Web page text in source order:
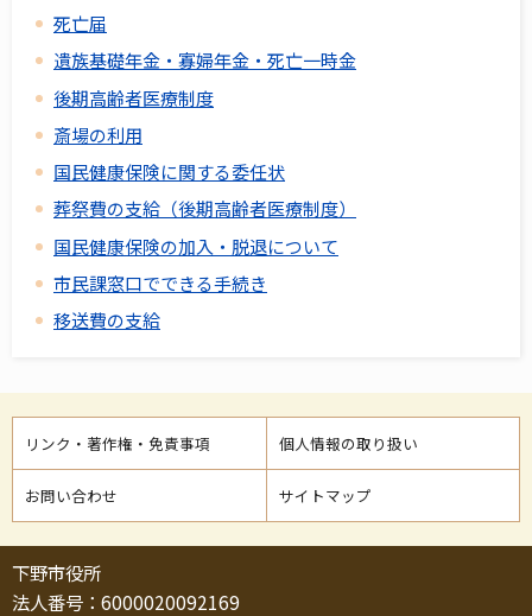
死亡届
遺族基礎年金・寡婦年金・死亡一時金
後期高齢者医療制度
斎場の利用
国民健康保険に関する委任状
葬祭費の支給（後期高齢者医療制度）
国民健康保険の加入・脱退について
市民課窓口でできる手続き
移送費の支給
リンク・著作権・免責事項 個人情報の取り扱い
お問い合わせ サイトマップ
下野市役所
法人番号：6000020092169